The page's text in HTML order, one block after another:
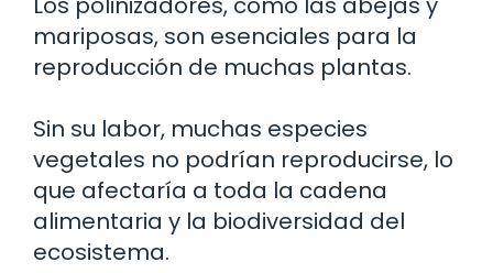
mariposas, son esenciales para la
reproducción de muchas plantas.
Sin su labor, muchas especies
vegetales no podrían reproducirse, lo
que afectaría a toda la cadena
alimentaria y la biodiversidad del
ecosistema.